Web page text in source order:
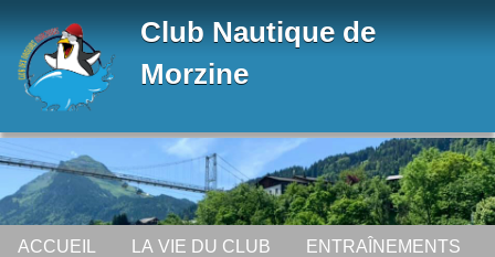
Club Nautique de
Morzine
ACCUEIL LA VIE DU CLUB ENTRAÎNEMENTS